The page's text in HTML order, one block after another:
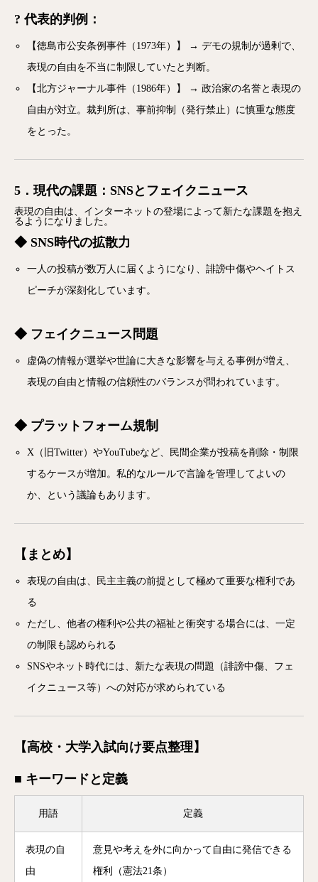
? 代表的判例：
【徳島市公安条例事件（1973年）】 → デモの規制が過剰で、
表現の自由を不当に制限していたと判断。
【北方ジャーナル事件（1986年）】 → 政治家の名誉と表現の
自由が対立。裁判所は、事前抑制（発行禁止）に慎重な態度
をとった。
5．現代の課題：SNSとフェイクニュース
表現の自由は、インターネットの登場によって新たな課題を抱え
るようになりました。
◆ SNS時代の拡散力
一人の投稿が数万人に届くようになり、誹謗中傷やヘイトス
ピーチが深刻化しています。
◆ フェイクニュース問題
虚偽の情報が選挙や世論に大きな影響を与える事例が増え、
表現の自由と情報の信頼性のバランスが問われています。
◆ プラットフォーム規制
X（旧Twitter）やYouTubeなど、民間企業が投稿を削除・制限
するケースが増加。私的なルールで言論を管理してよいの
か、という議論もあります。
【まとめ】
表現の自由は、民主主義の前提として極めて重要な権利であ
る
ただし、他者の権利や公共の福祉と衝突する場合には、一定
の制限も認められる
SNSやネット時代には、新たな表現の問題（誹謗中傷、フェ
イクニュース等）への対応が求められている
【高校・大学入試向け要点整理】
■ キーワードと定義
用語 定義
表現の自
由
意見や考えを外に向かって自由に発信できる
権利（憲法21条）